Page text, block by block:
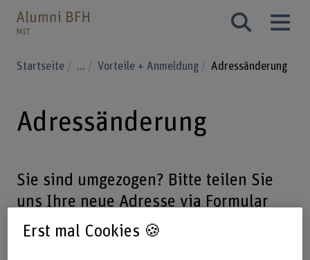
Startseite ... Vorteile + Anmeldung Adressänderung
Adressänderung
Sie sind umgezogen? Bitte teilen Sie
uns Ihre neue Adresse via Formular
mit und verpassen Sie keine
Erst mal Cookies 🍪